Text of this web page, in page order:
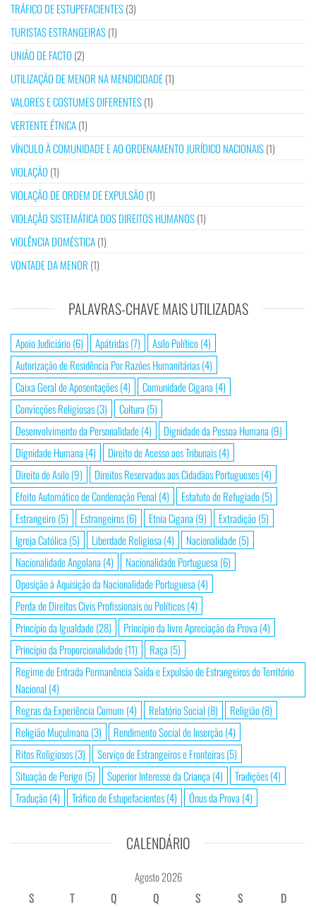
TRÁFICO DE ESTUPEFACIENTES(3)
TURISTAS ESTRANGEIRAS(1)
UNIÃO DE FACTO (2)
UTILIZAÇÃO DE MENOR NA MENDICIDADE(1)
VALORES E COSTUMES DIFERENTES(1)
VERTENTE ÉTNICA(1)
VÍNCULO À COMUNIDADE E AO ORDENAMENTO JURÍDICO NACIONAIS(1)
VIOLAÇÃO (1)
VIOLAÇÃO DE ORDEM DE EXPULSÃO (1)
VIOLAÇÃO SISTEMÁTICA DOS DIREITOS HUMANOS(1)
VIOLÊNCIA DOMÉSTICA(1)
VONTADE DA MENOR (1)
PALAVRAS-CHAVE MAIS UTILIZADAS
Apoio Judiciário(6) Apátridas(7) Asilo Político(4)
Autorização de Residência Por Razões Humanitárias(4)
Caixa Geral de Aposentações(4) Comunidade Cigana (4)
Convicções Religiosas(3) Cultura (5)
Desenvolvimento da Personalidade(4) Dignidade da Pessoa Humana (9)
Dignidade Humana (4) Direito de Acesso aos Tribunais(4)
Direito de Asilo(9) Direitos Reservados aos Cidadãos Portugueses(4)
Efeito Automático de Condenação Penal (4) Estatuto de Refugiado(5)
Estrangeiro(5) Estrangeiros(6) Etnia Cigana (9) Extradição(5)
Igreja Católica (5) Liberdade Religiosa (4) Nacionalidade(5)
Nacionalidade Angolana (4) Nacionalidade Portuguesa (6)
Oposição à Aquisição da Nacionalidade Portuguesa (4)
Perda de Direitos Civis Profissionais ou Políticos(4)
Princípio da Igualdade(28) Princípio da livre Apreciação da Prova (4)
Princípio da Proporcionalidade(11) Raça (5)
Regime de Entrada Permanência Saída e Expulsão de Estrangeiros do Território
Nacional (4)
Regras da Experiência Comum (4) Relatório Social (8) Religião(8)
Religião Muçulmana (3) Rendimento Social de Inserção(4)
Ritos Religiosos(3) Serviço de Estrangeiros e Fronteiras(5)
Situação de Perigo(5) Superior Interesse da Criança (4) Tradições(4)
Tradução(4) Tráfico de Estupefacientes(4) Ónus da Prova (4)
CALENDÁRIO
Agosto 2026
S
T Q Q S S
D